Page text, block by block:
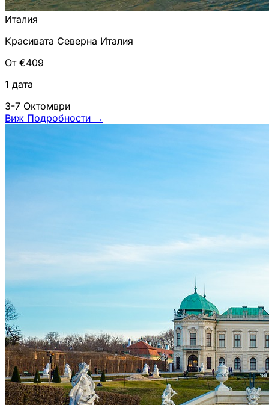
Италия
Красивата Северна Италия
От €409
1 дата
3-7 Октомври
Виж Подробности →